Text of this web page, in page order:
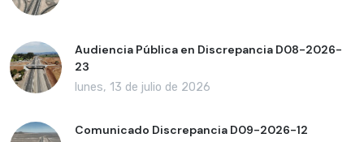
Audiencia Pública en Discrepancia D08-2026-
23
lunes, 13 de julio de 2026
Comunicado Discrepancia D09-2026-12